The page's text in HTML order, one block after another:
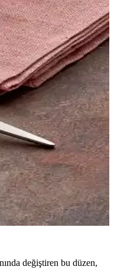
değiştiren bu düzen,